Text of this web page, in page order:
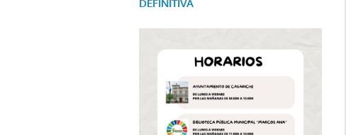
DEFINITIVA